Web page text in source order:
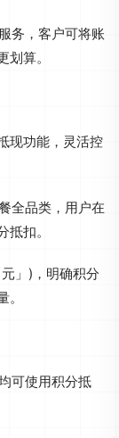
务，客户可将账
算。
现功能，灵活控
全品类，用户在
扣。
」)，明确积分
可使用积分抵